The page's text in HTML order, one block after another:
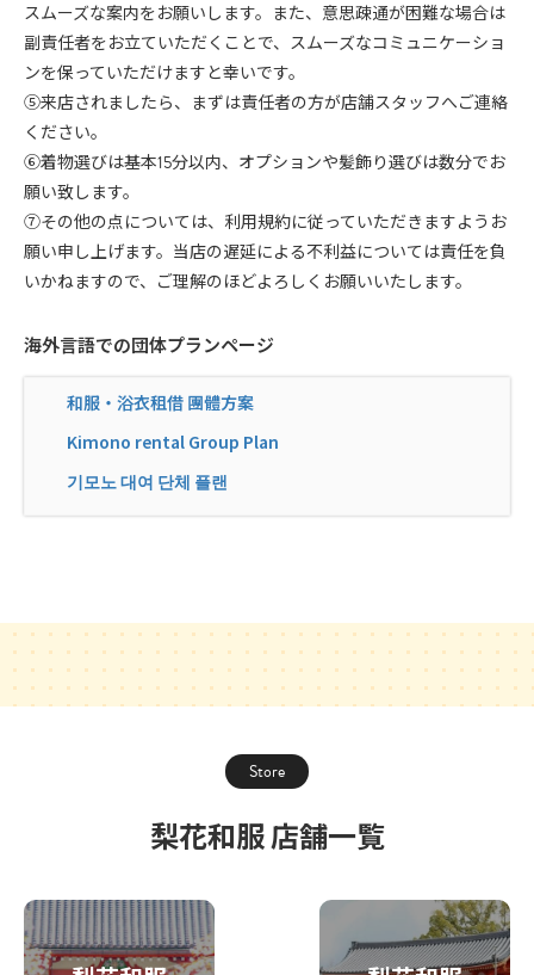
スムーズな案内をお願いします。また、意思疎通が困難な場合は
副責任者をお立ていただくことで、スムーズなコミュニケーショ
ンを保っていただけますと幸いです。
⑤来店されましたら、まずは責任者の方が店舗スタッフへご連絡
ください。
⑥着物選びは基本15分以内、オプションや髪飾り選びは数分でお
願い致します。
⑦その他の点については、利用規約に従っていただきますようお
願い申し上げます。当店の遅延による不利益については責任を負
いかねますので、ご理解のほどよろしくお願いいたします。
海外言語での団体プランページ
和服・浴衣租借 團體方案
Kimono rental Group Plan
기모노 대여 단체 플랜
Store
梨花和服 店舗一覧